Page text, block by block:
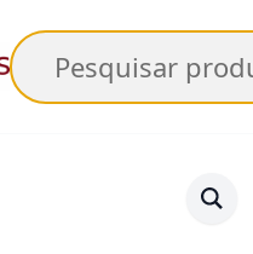
Pesquisar